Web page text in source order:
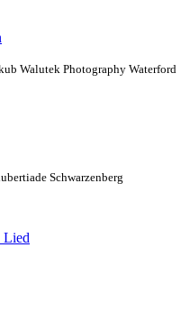
Walutek Photography Waterford
Schwarzenberg
Lied